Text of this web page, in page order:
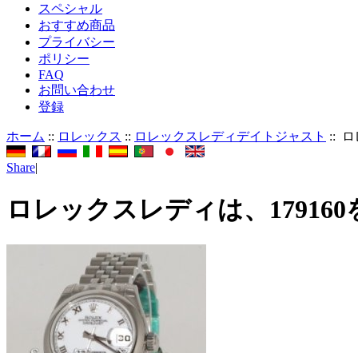
スペシャル
おすすめ商品
プライバシー
ポリシー
FAQ
お問い合わせ
登録
ホーム :: ロレックス :: ロレックスレディデイトジャスト :: ロ
Share|
ロレックスレディは、